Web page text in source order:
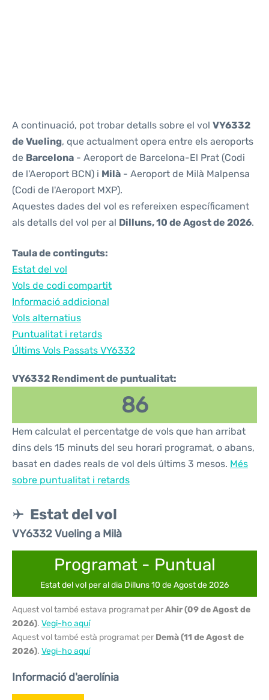
A continuació, pot trobar detalls sobre el vol VY6332
de Vueling, que actualment opera entre els aeroports
de Barcelona - Aeroport de Barcelona-El Prat (Codi
de l'Aeroport BCN) i Milà - Aeroport de Milà Malpensa
(Codi de l'Aeroport MXP).
Aquestes dades del vol es refereixen específicament
als detalls del vol per al Dilluns, 10 de Agost de 2026.
Taula de continguts:
Estat del vol
Vols de codi compartit
Informació addicional
Vols alternatius
Puntualitat i retards
Últims Vols Passats VY6332
VY6332 Rendiment de puntualitat:
86
Hem calculat el percentatge de vols que han arribat
dins dels 15 minuts del seu horari programat, o abans,
basat en dades reals de vol dels últims 3 mesos. Més
sobre puntualitat i retards
Estat del vol
VY6332 Vueling a Milà
Programat - Puntual
Estat del vol per al dia Dilluns 10 de Agost de 2026
Aquest vol també estava programat perAhir (09 de Agost de
2026). Vegi-ho aquí
Aquest vol també està programat per Demà (11 de Agost de
2026). Vegi-ho aquí
Informació d'aerolínia